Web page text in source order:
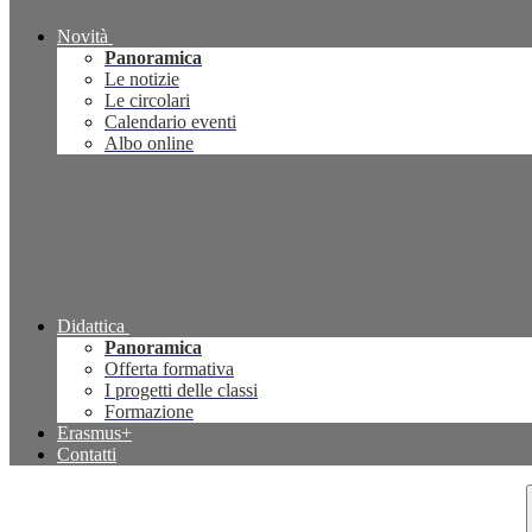
Novità
Panoramica
Le notizie
Le circolari
Calendario eventi
Albo online
Didattica
Panoramica
Offerta formativa
I progetti delle classi
Formazione
Erasmus+
Contatti